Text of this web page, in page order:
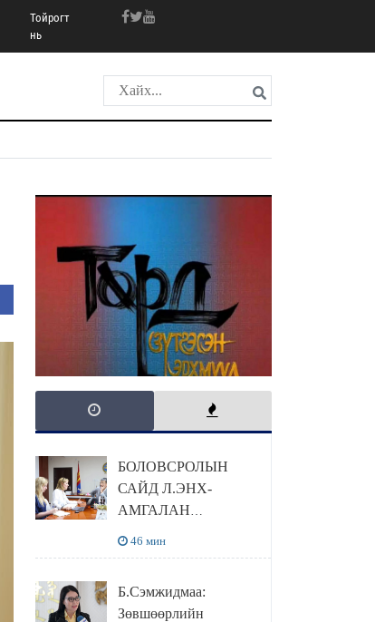
Тойрогт
нь
БОЛОВСРОЛЫН
САЙД Л.ЭНХ-
АМГАЛАН
УУЛЗЛАА
46 мин
Б.Сэмжидмаа:
Зөвшөөрлийн